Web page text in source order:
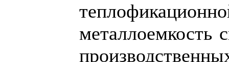
металлоемкость